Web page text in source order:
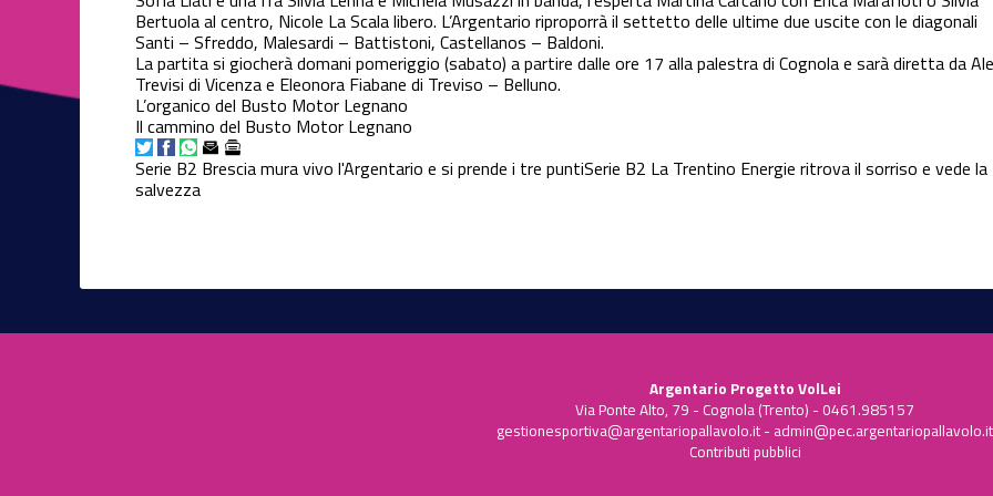
Bertuola al centro, Nicole La Scala libero. L’Argentario riproporrà il settetto delle ultime due uscite con le diagonali
Santi – Sfreddo, Malesardi – Battistoni, Castellanos – Baldoni.
La partita si giocherà domani pomeriggio (sabato) a partire dalle ore 17 alla palestra di Cognola e sarà diretta da
Trevisi di Vicenza e Eleonora Fiabane di Treviso – Belluno.
L’organico del Busto Motor Legnano
Il cammino del Busto Motor Legnano
Serie B2 Brescia mura vivo l'Argentario e si prende i tre puntiSerie B2 La Trentino Energie ritrova il sorriso e vede la
salvezza
Argentario Progetto VolLei
Via Ponte Alto, 79 - Cognola (Trento) - 0461.985157
gestionesportiva@argentariopallavolo.it- admin@pec.argentariopallavolo.it
Contributi pubblici